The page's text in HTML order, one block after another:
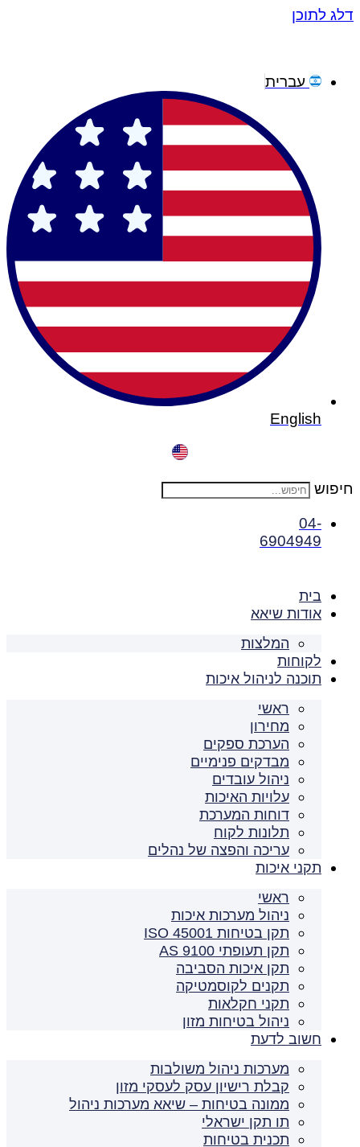
דלג לתוכן
עברית
English
חיפוש
04-
6904949
בית
אודות שיאא
המלצות
לקוחות
תוכנה לניהול איכות
ראשי
מחירון
הערכת ספקים
מבדקים פנימיים
ניהול עובדים
עלויות האיכות
דוחות המערכת
תלונות לקוח
עריכה והפצה של נהלים
תקני איכות
ראשי
ניהול מערכות איכות
תקן בטיחות ISO 45001
תקן תעופתי AS 9100
תקן איכות הסביבה
תקנים לקוסמטיקה
תקני חקלאות
ניהול בטיחות מזון
חשוב לדעת
מערכות ניהול משולבות
קבלת רישיון עסק לעסקי מזון
ממונה בטיחות – שיאא מערכות ניהול
תו תקן ישראלי
תכנית בטיחות